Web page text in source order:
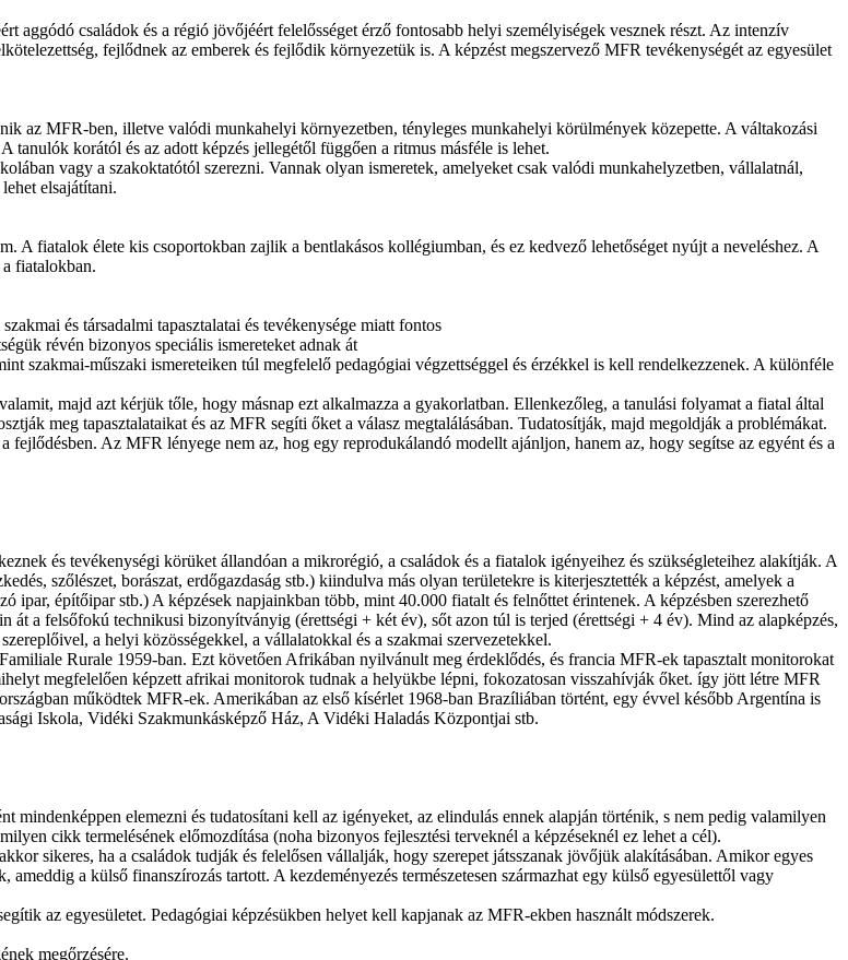
aggódó családok és a régió jövőjéért felelősséget érző fontosabb helyi személyiségek vesznek részt. Az intenzív
fejlődnek az emberek és fejlődik környezetük is. A képzést megszervező MFR tevékenységét az egyesület
az MFR-ben, illetve valódi munkahelyi környezetben, tényleges munkahelyi körülmények közepette. A váltakozási
korától és az adott képzés jellegétől függően a ritmus másféle is lehet.
vagy a szakoktatótól szerezni. Vannak olyan ismeretek, amelyeket csak valódi munkahelyzetben, vállalatnál,
elsajátítani.
fiatalok élete kis csoportokban zajlik a bentlakásos kollégiumban, és ez kedvező lehetőséget nyújt a neveléshez. A
fiatalokban.
és társadalmi tapasztalatai és tevékenysége miatt fontos
révén bizonyos speciális ismereteket adnak át
szakmai-műszaki ismereteiken túl megfelelő pedagógiai végzettséggel és érzékkel is kell rendelkezzenek. A különféle
majd azt kérjük tőle, hogy másnap ezt alkalmazza a gyakorlatban. Ellenkezőleg, a tanulási folyamat a fiatal által
meg tapasztalataikat és az MFR segíti őket a válasz megtalálásában. Tudatosítják, majd megoldják a problémákat.
Az MFR lényege nem az, hog egy reprodukálandó modellt ajánljon, hanem az, hogy segítse az egyént és a
és tevékenységi körüket állandóan a mikrorégió, a családok és a fiatalok igényeihez és szükségleteihez alakítják. A
szőlészet, borászat, erdőgazdaság stb.) kiindulva más olyan területekre is kiterjesztették a képzést, amelyek a
ipar, építőipar stb.) A képzések napjainkban több, mint 40.000 fiatalt és felnőttet érintenek. A képzésben szerezhető
a felsőfokú technikusi bizonyítványig (érettségi + két év), sőt azon túl is terjed (érettségi + 4 év). Mind az alapképzés,
a helyi közösségekkel, a vállalatokkal és a szakmai szervezetekkel.
Rurale 1959-ban. Ezt követően Afrikában nyilvánult meg érdeklődés, és francia MFR-ek tapasztalt monitorokat
megfelelően képzett afrikai monitorok tudnak a helyükbe lépni, fokozatosan visszahívják őket. így jött létre MFR
működtek MFR-ek. Amerikában az első kísérlet 1968-ban Brazíliában történt, egy évvel később Argentína is
Iskola, Vidéki Szakmunkásképző Ház, A Vidéki Haladás Központjai stb.
mindenképpen elemezni és tudatosítani kell az igényeket, az elindulás ennek alapján történik, s nem pedig valamilyen
cikk termelésének előmozdítása (noha bizonyos fejlesztési terveknél a képzéseknél ez lehet a cél).
sikeres, ha a családok tudják és felelősen vállalják, hogy szerepet játsszanak jövőjük alakításában. Amikor egyes
a külső finanszírozás tartott. A kezdeményezés természetesen származhat egy külső egyesülettől vagy
az egyesületet. Pedagógiai képzésükben helyet kell kapjanak az MFR-ekben használt módszerek.
megőrzésére.